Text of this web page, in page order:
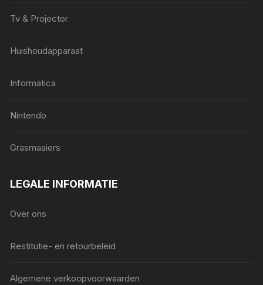
Tv & Projector
Huishoudapparaat
Informatica
Nintendo
Grasmaaiers
LEGALE INFORMATIE
Over ons
Restitutie- en retourbeleid
Algemene verkoopvoorwaarden